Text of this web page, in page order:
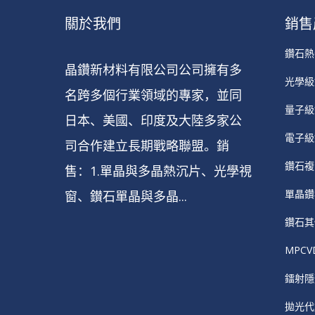
關於我們
晶鑽新材料有限公司公司擁有多
名跨多個行業領域的專家，並同
日本、美國、印度及大陸多家公
司合作建立長期戰略聯盟。銷
售：1.單晶與多晶熱沉片、光學視
窗、鑚石單晶與多晶...
銷
鑽石
光學
量子
電子
鑽石
單晶
鑽石
鐳射
拋光